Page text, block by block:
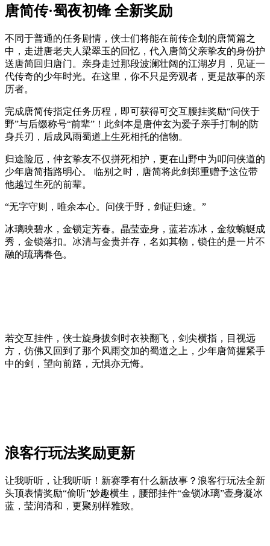
唐简传·蜀夜初锋 全新奖励
不同于普通的任务剧情，侠士们将能在前传企划的唐简篇之
中，走进唐老夫人梁翠玉的回忆，代入唐简父亲挚友的身份护
送唐简回归唐门。亲身走过那段波澜壮阔的江湖岁月，见证一
代传奇的少年时光。在这里，你不只是旁观者，更是故事的亲
历者。
完成唐简传指定任务历程，即可获得可交互腰挂奖励“问侠于
野”与后缀称号“前辈”！此剑本是唐仲玄为爱子亲手打制的防
身兵刃，后成风雨蜀道上生死相托的信物。
归途险厄，仲玄挚友不仅拼死相护，更在山野中为叩问侠道的
少年唐简指路明心。 临别之时，唐简将此剑郑重赠予这位带
他越过生死的前辈。
“无字守则，唯余本心。问侠于野，剑证归途。”
冰璃映碧水，金锁定芳春。晶莹壶身，蓝若冻冰，金纹蜿蜒成
秀，金锁落扣。冰清与金贵并存，名如其物，锁住的是一片不
融的琉璃春色。
若交互挂件，侠士旋身拔剑时衣袂翻飞，剑尖横指，目视远
方，仿佛又回到了那个风雨交加的蜀道之上，少年唐简握紧手
中的剑，望向前路，无惧亦无悔。
浪客行玩法奖励更新
让我听听，让我听听！新赛季有什么新故事？浪客行玩法全新
头顶表情奖励“偷听”妙趣横生，腰部挂件“金锁冰璃”壶身凝冰
蓝，莹润清和，更聚别样雅致。